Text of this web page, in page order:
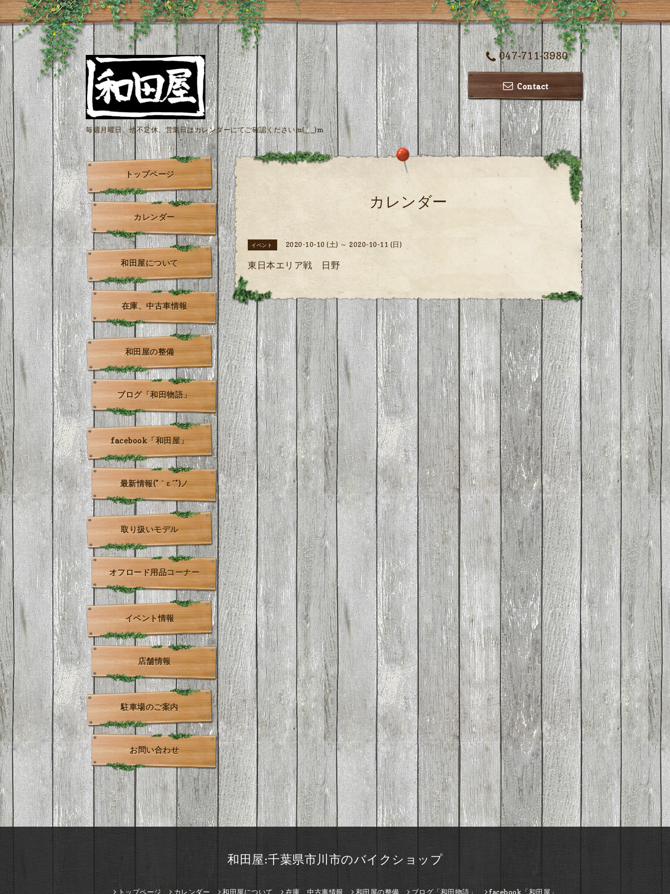
047-711-3980
Contact
毎週月曜日、他不定休。営業日はカレンダーにてご確認くださいm(_ _)m
カレンダー
イベント 2020-10-10 (土) ～ 2020-10-11 (日)
東日本エリア戦 日野
トップページ
カレンダー
和田屋について
在庫、中古車情報
和田屋の整備
ブログ「和田物語」
facebook「和田屋」
最新情報(*｀ε´*)ノ
取り扱いモデル
オフロード用品コーナー
イベント情報
店舗情報
駐車場のご案内
お問い合わせ
和田屋:千葉県市川市のバイクショップ
トップページ カレンダー 和田屋について 在庫、中古車情報 和田屋の整備 ブログ「和田物語」 facebook「和田屋」